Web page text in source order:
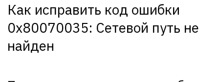
Как исправить код ошибки
0x80070035: Сетевой путь не
найден